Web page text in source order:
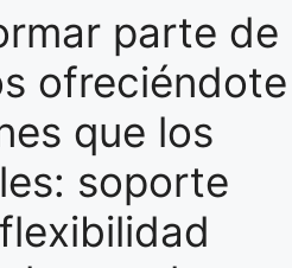
parte de
ofreciéndote
que los
soporte